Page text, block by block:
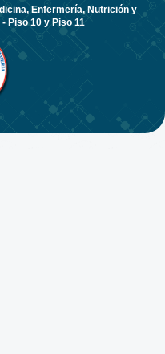
Enfermería, Nutrición y
Piso 10 y Piso 11